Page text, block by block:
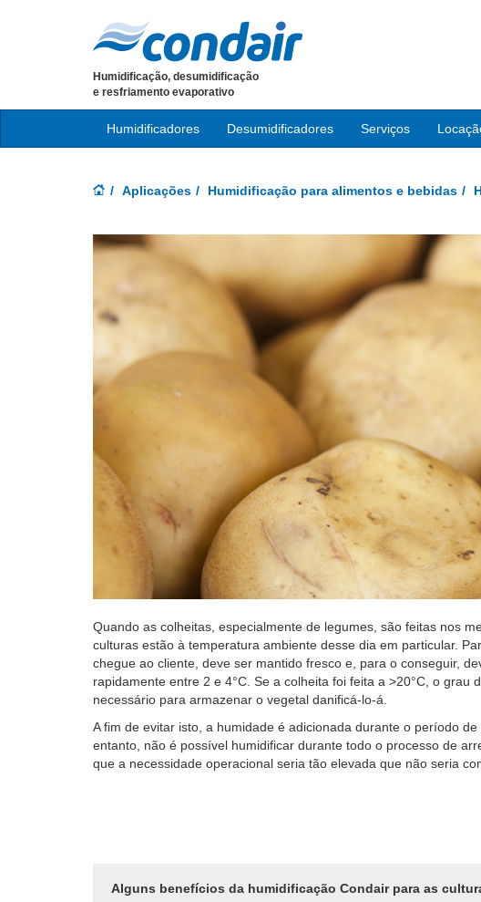
Humidificação, desumidificação
e resfriamento evaporativo
Humidificadores Desumidificadores Serviços
Aplicações Humidificação para alimentos e bebidas
Quando as colheitas, especialmente de legumes, são feitas nos
culturas estão à temperatura ambiente desse dia em particular.
chegue ao cliente, deve ser mantido fresco e, para o conseguir,
rapidamente entre 2 e 4°C. Se a colheita foi feita a >20°C, o grau
necessário para armazenar o vegetal danificá-lo-á.
A fim de evitar isto, a humidade é adicionada durante o período
entanto, não é possível humidificar durante todo o processo de
que a necessidade operacional seria tão elevada que não seria
Alguns benefícios da humidificação Condair para as